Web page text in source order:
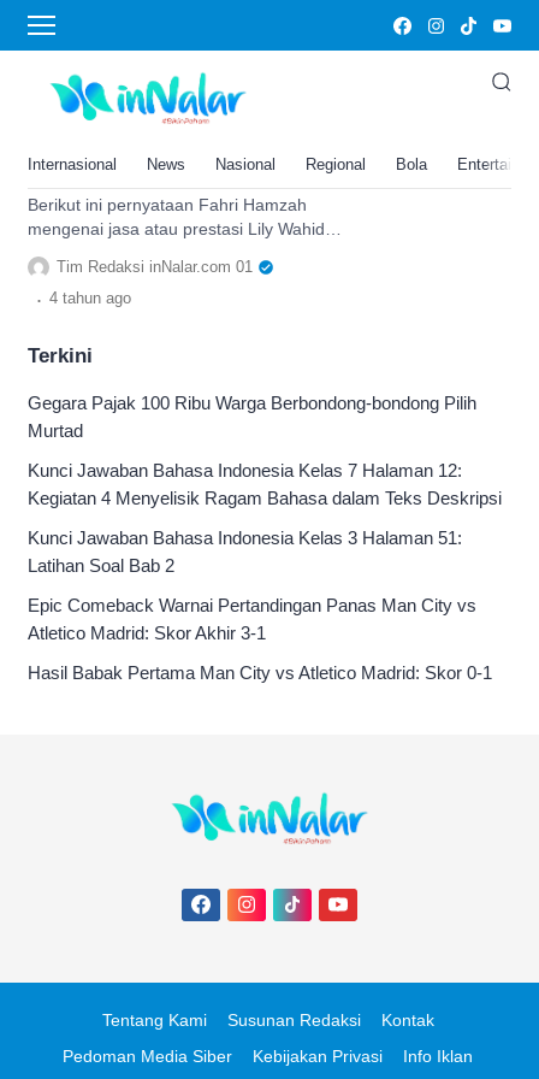
Internasional News Nasional Regional Bola
bank century
Lily Wahid Meninggal Dunia,
Fahri Hamzah: Waktu di DPR RI
Kasus Bank Century
Berikut ini pernyataan Fahri Hamzah
mengenai jasa atau prestasi Lily Wahid
semasa menjadi anggota DPR RI, salah
satunya soal bank century.
Tim Redaksi inNalar.com 01
. 4 tahun ago
Terkini
Gegara Pajak 100 Ribu Warga Berbondong-bondong Pilih
Murtad
Kunci Jawaban Bahasa Indonesia Kelas 7 Halaman 12:
Kegiatan 4 Menyelisik Ragam Bahasa dalam Teks Deskripsi
Kunci Jawaban Bahasa Indonesia Kelas 3 Halaman 51:
Latihan Soal Bab 2
Epic Comeback Warnai Pertandingan Panas Man City vs
Atletico Madrid: Skor Akhir 3-1
Hasil Babak Pertama Man City vs Atletico Madrid: Skor 0-1
Tentang Kami Susunan Redaksi
Kontak
Pedoman Media Siber
Kebijakan Privasi Info Iklan